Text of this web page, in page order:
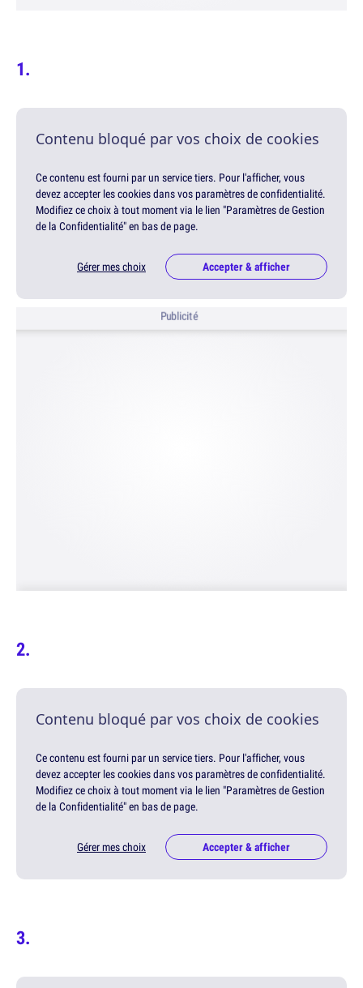
Contenu bloqué par vos choix de cookies
Ce contenu est fourni par un service tiers. Pour l'afficher, vous
devez accepter les cookies dans vos paramètres de confidentialité.
Modifiez ce choix à tout moment via le lien "Paramètres de Gestion
de la Confidentialité" en bas de page.
Gérer mes choix Accepter & afficher
Publicité
Contenu bloqué par vos choix de cookies
Ce contenu est fourni par un service tiers. Pour l'afficher, vous
devez accepter les cookies dans vos paramètres de confidentialité.
Modifiez ce choix à tout moment via le lien "Paramètres de Gestion
de la Confidentialité" en bas de page.
Gérer mes choix Accepter & afficher